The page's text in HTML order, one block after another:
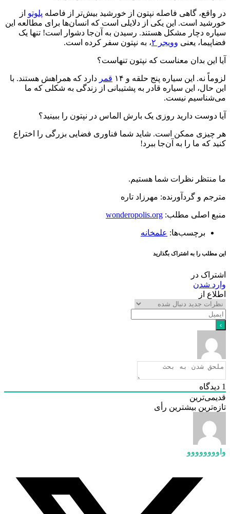
گاهی فاصله نپتون از خورشید بیش‌تر از فاصلهپلوتو از
است. این یکی از دلایلی است که انسان‌ها برای مطالعه این
دچار مشکل هستند. رسیدن به آن‌جا دشوار است! تنها یک
یعنیوویجر ۲ ، به نپتون سفر کرده است.
بدان معناست که نپتون تنهاست؟
نه. این سیاره پنج حلقه و ۱۴ قمر دارد که همراهش هستند. با
این سیاره قادر به پشتیبانی از زندگی به شکلی که ما
نیست.
دارید روزی یک بارش الماس در نپتون را ببینید؟
ممکن است. شاید شما فناوری فضایی بزرگی را اختراع
که ما را به آن‌جا ببرد!
نظرات شما هستیم.
و گردآورنده: مهرزاد تاره
اصلی مطلب:wonderopolis.org
برچسب‌ها:علمخانه
را به اشتراک بگذارید
در
شدن
از
بیشترین رأی